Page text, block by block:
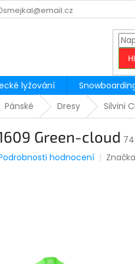
lyžování
Pánské Dresy Silvini
Green-cloud
hodnocení